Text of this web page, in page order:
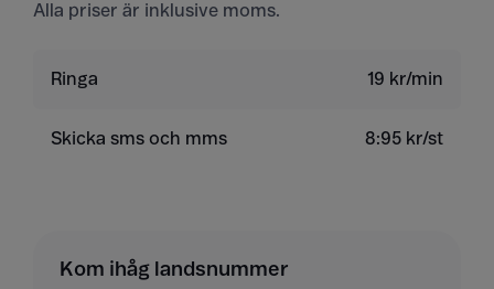
Alla priser är inklusive moms.
Ringa 19 kr/min
Skicka sms och mms 8:95 kr/st
Kom ihåg landsnummer